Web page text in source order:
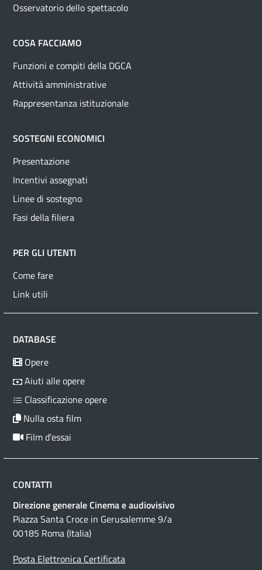
Osservatorio dello spettacolo
COSA FACCIAMO
Funzioni e compiti della DGCA
Attività amministrative
Rappresentanza istituzionale
SOSTEGNI ECONOMICI
Presentazione
Incentivi assegnati
Linee di sostegno
Fasi della filiera
PER GLI UTENTI
Come fare
Link utili
DATABASE
Opere
Aiuti alle opere
Classificazione opere
Nulla osta film
Film d’essai
CONTATTI
Direzione generale Cinema e audiovisivo
Piazza Santa Croce in Gerusalemme 9/a
00185 Roma (Italia)
Posta Elettronica Certificata